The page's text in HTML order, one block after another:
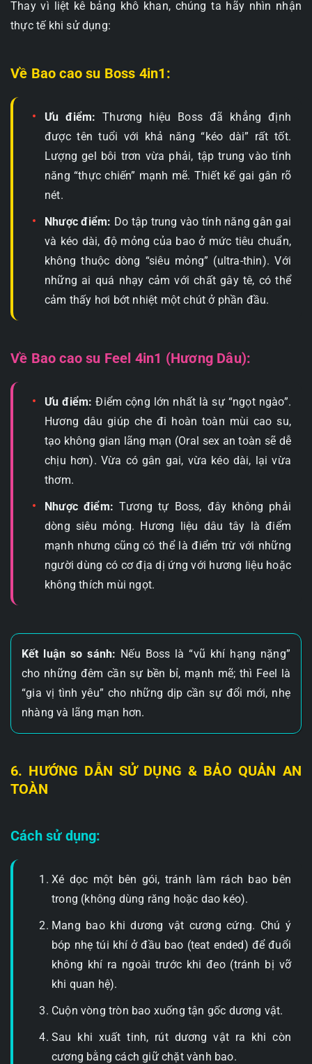
Thay vì liệt kê bảng khô khan, chúng ta hãy nhìn nhận
thực tế khi sử dụng:
Về Bao cao su Boss 4in1:
Ưu điểm: Thương hiệu Boss đã khẳng định
được tên tuổi với khả năng “kéo dài” rất tốt.
Lượng gel bôi trơn vừa phải, tập trung vào tính
năng “thực chiến” mạnh mẽ. Thiết kế gai gân rõ
nét.
Nhược điểm: Do tập trung vào tính năng gân gai
và kéo dài, độ mỏng của bao ở mức tiêu chuẩn,
không thuộc dòng “siêu mỏng” (ultra-thin). Với
những ai quá nhạy cảm với chất gây tê, có thể
cảm thấy hơi bớt nhiệt một chút ở phần đầu.
Về Bao cao su Feel 4in1 (Hương Dâu):
Ưu điểm: Điểm cộng lớn nhất là sự “ngọt ngào”.
Hương dâu giúp che đi hoàn toàn mùi cao su,
tạo không gian lãng mạn (Oral sex an toàn sẽ dễ
chịu hơn). Vừa có gân gai, vừa kéo dài, lại vừa
thơm.
Nhược điểm: Tương tự Boss, đây không phải
dòng siêu mỏng. Hương liệu dâu tây là điểm
mạnh nhưng cũng có thể là điểm trừ với những
người dùng có cơ địa dị ứng với hương liệu hoặc
không thích mùi ngọt.
Kết luận so sánh: Nếu Boss là “vũ khí hạng nặng”
cho những đêm cần sự bền bỉ, mạnh mẽ; thì Feel là
“gia vị tình yêu” cho những dịp cần sự đổi mới, nhẹ
nhàng và lãng mạn hơn.
6. HƯỚNG DẪN SỬ DỤNG & BẢO QUẢN AN
TOÀN
Cách sử dụng:
Xé dọc một bên gói, tránh làm rách bao bên
trong (không dùng răng hoặc dao kéo).
Mang bao khi dương vật cương cứng. Chú ý
bóp nhẹ túi khí ở đầu bao (teat ended) để đuổi
không khí ra ngoài trước khi đeo (tránh bị vỡ
khi quan hệ).
Cuộn vòng tròn bao xuống tận gốc dương vật.
Sau khi xuất tinh, rút dương vật ra khi còn
cương bằng cách giữ chặt vành bao.